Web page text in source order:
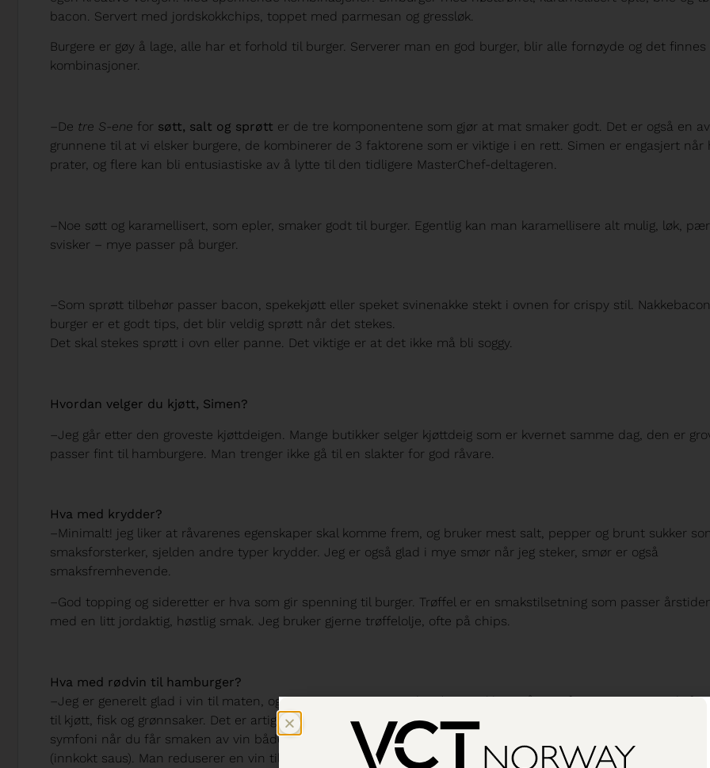
bacon. Servert med jordskokkchips, toppet med parmesan og gressløk.
Burgere er gøy å lage, alle har et forhold til burger. Serverer man en god burger, blir alle fornøyde og det finnes
kombinasjoner.
–De tre S-ene for søtt, salt og sprøtt er de tre komponentene som gjør at mat smaker godt. Det er også en av
grunnene til at vi elsker burgere, de kombinerer de 3 faktorene som er viktige i en rett. Simen er engasjert når
prater, og flere kan bli entusiastiske av å lytte til den tidligere MasterChef-deltageren.
–Noe søtt og karamellisert, som epler, smaker godt til burger. Egentlig kan man karamellisere alt mulig, løk,
svisker – mye passer på burger.
–Som sprøtt tilbehør passer bacon, spekekjøtt eller speket svinenakke stekt i ovnen for crispy stil.
burger er et godt tips, det blir veldig sprøtt når det stekes.
Det skal stekes sprøtt i ovn eller panne. Det viktige er at det ikke må bli soggy.
Hvordan velger du kjøtt, Simen?
–Jeg går etter den groveste kjøttdeigen. Mange butikker selger kjøttdeig som er kvernet samme dag, den er
passer fint til hamburgere. Man trenger ikke gå til en slakter for god råvare.
Hva med krydder?
–Minimalt! jeg liker at råvarenes egenskaper skal komme frem, og bruker mest salt, pepper og brunt sukker
smaksforsterker, sjelden andre typer krydder. Jeg er også glad i mye smør når jeg steker, smør er også
smaksfremhevende.
–God topping og sideretter er hva som gir spenning til burger. Trøffel er en smakstilsetning som passer
med en litt jordaktig, høstlig smak. Jeg bruker gjerne trøffelolje, ofte på chips.
Hva med rødvin til hamburger?
–Jeg er generelt glad i vin til maten, og vin i maten. Vin er sødme/syre i ulike nivåer og fungerer som
til kjøtt, fisk og grønnsaker. Det er artig å finne en vin som jeg kan benytte i oppskriften. Jeg ser på det som en
symfoni når du får smaken av vin både i retten og glasset. Vin kan benyttes og serveres i saus, gryterett eller en
(innkokt saus). Man reduserer en vin til det vi kaller glace, pensler burgeren med den og som gir samme